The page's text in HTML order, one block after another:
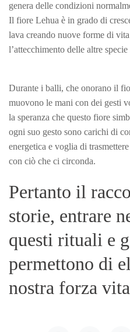
genera delle condizioni
Il fiore Lehua è in grado di
lava creando nuove forme di
l’attecchimento delle altre
Durante i balli, che onorano il
muovono le mani con dei gesti
la speranza che questo fiore
ogni suo gesto sono carichi di
energetica e voglia di
con ciò che ci circonda.
Pertanto il
storie, entrare
questi rituali e
permettono di
nostra forza